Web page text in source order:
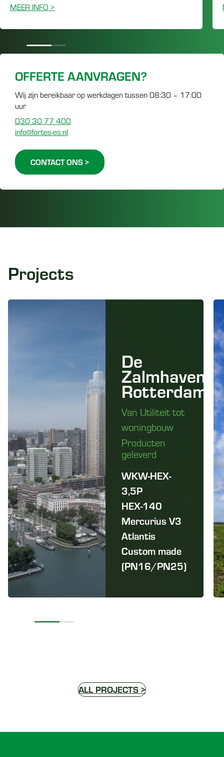
MEER INFO >
OFFERTE AANVRAGEN?
Wij zijn bereikbaar op werkdagen tussen 08:30 – 17:00
uur
030 30 77 400
info@fortes-es.nl
CONTACT ONS >
Projects
De
Zalmhaven
Rotterdam
Van Utiliteit tot
woningbouw
Producten
geleverd
WKW-HEX-
3,5P
HEX-140
Mercurius V3
Atlantis
Custom made
(PN16/PN25)
ALL PROJECTS >